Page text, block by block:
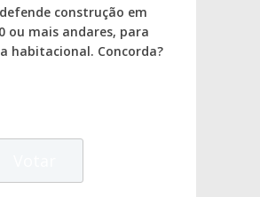
construção em
ou mais andares, para
habitacional. Concorda?